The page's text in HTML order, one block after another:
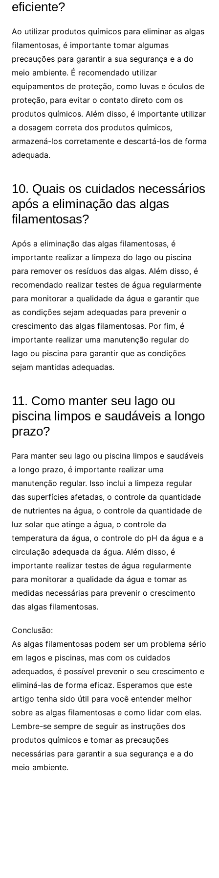
eficiente?
Ao utilizar produtos químicos para eliminar as algas
filamentosas, é importante tomar algumas
precauções para garantir a sua segurança e a do
meio ambiente. É recomendado utilizar
equipamentos de proteção, como luvas e óculos de
proteção, para evitar o contato direto com os
produtos químicos. Além disso, é importante utilizar
a dosagem correta dos produtos químicos,
armazená-los corretamente e descartá-los de forma
adequada.
10. Quais os cuidados necessários
após a eliminação das algas
filamentosas?
Após a eliminação das algas filamentosas, é
importante realizar a limpeza do lago ou piscina
para remover os resíduos das algas. Além disso, é
recomendado realizar testes de água regularmente
para monitorar a qualidade da água e garantir que
as condições sejam adequadas para prevenir o
crescimento das algas filamentosas. Por fim, é
importante realizar uma manutenção regular do
lago ou piscina para garantir que as condições
sejam mantidas adequadas.
11. Como manter seu lago ou
piscina limpos e saudáveis a longo
prazo?
Para manter seu lago ou piscina limpos e saudáveis
a longo prazo, é importante realizar uma
manutenção regular. Isso inclui a limpeza regular
das superfícies afetadas, o controle da quantidade
de nutrientes na água, o controle da quantidade de
luz solar que atinge a água, o controle da
temperatura da água, o controle do pH da água e a
circulação adequada da água. Além disso, é
importante realizar testes de água regularmente
para monitorar a qualidade da água e tomar as
medidas necessárias para prevenir o crescimento
das algas filamentosas.
Conclusão:
As algas filamentosas podem ser um problema sério
em lagos e piscinas, mas com os cuidados
adequados, é possível prevenir o seu crescimento e
eliminá-las de forma eficaz. Esperamos que este
artigo tenha sido útil para você entender melhor
sobre as algas filamentosas e como lidar com elas.
Lembre-se sempre de seguir as instruções dos
produtos químicos e tomar as precauções
necessárias para garantir a sua segurança e a do
meio ambiente.